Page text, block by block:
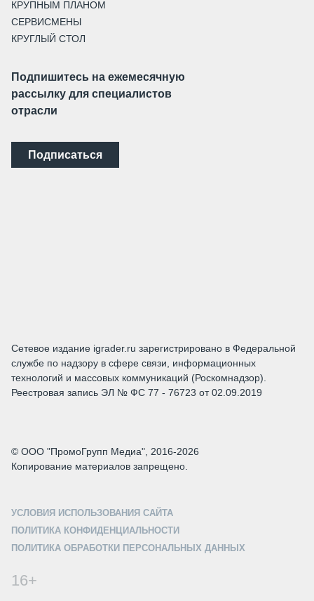
КРУПНЫМ ПЛАНОМ
СЕРВИСМЕНЫ
КРУГЛЫЙ СТОЛ
Подпишитесь на ежемесячную
рассылку для специалистов
отрасли
Подписаться
Сетевое издание igrader.ru зарегистрировано в Федеральной
службе по надзору в сфере связи, информационных
технологий и массовых коммуникаций (Роскомнадзор).
Реестровая запись ЭЛ № ФС 77 - 76723 от 02.09.2019
© ООО "ПромоГрупп Медиа", 2016-2026
Копирование материалов запрещено.
УСЛОВИЯ ИСПОЛЬЗОВАНИЯ САЙТА
ПОЛИТИКА КОНФИДЕНЦИАЛЬНОСТИ
ПОЛИТИКА ОБРАБОТКИ ПЕРСОНАЛЬНЫХ ДАННЫХ
16+